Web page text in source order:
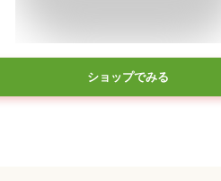
ショップでみる